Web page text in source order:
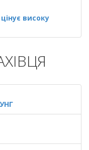
високу